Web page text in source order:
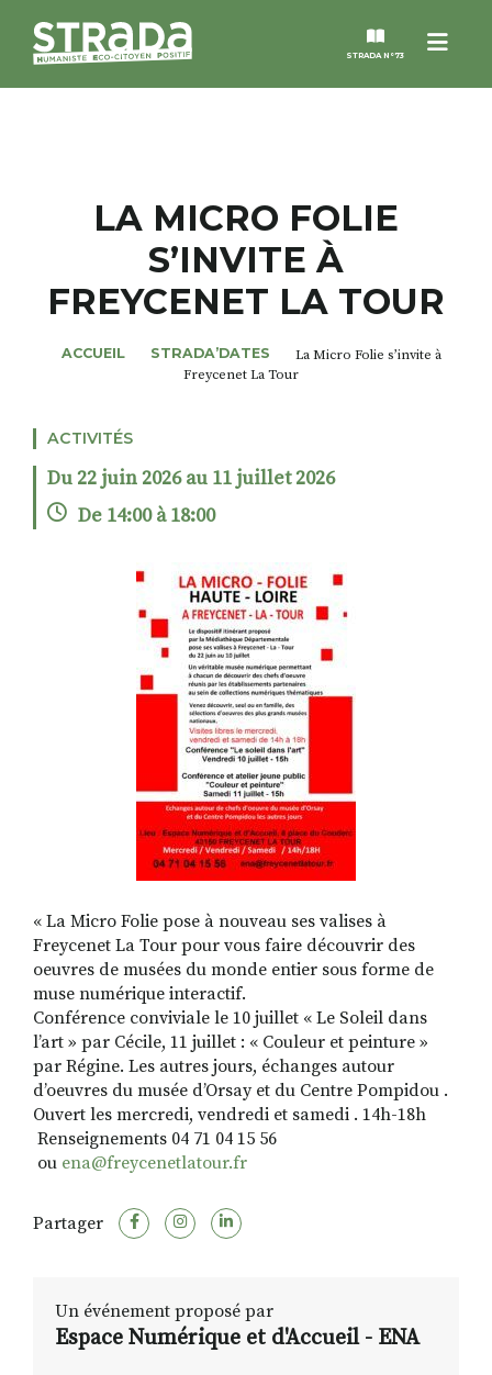
Menu
STRADA N°73
MAGAZINES
NOS THÈMES
RECHERCHER
S'ABONNER
S'INSCRIRE À LA NEWSLETTER
FACEBOOKINSTAGRAM
LINKEDINYOUTUBE
LA MICRO FOLIE
S’INVITE À
FREYCENET LA TOUR
ACCUEIL STRADA’DATES
La Micro Folie s’invite à
Freycenet La Tour
ACTIVITÉS
Du 22 juin 2026 au 11 juillet 2026
De 14:00 à 18:00
« La Micro Folie pose à nouveau ses valises à
Freycenet La Tour pour vous faire découvrir des
oeuvres de musées du monde entier sous forme de
muse numérique interactif.
Conférence conviviale le 10 juillet « Le Soleil dans
l’art » par Cécile, 11 juillet : « Couleur et peinture »
par Régine. Les autres jours, échanges autour
d’oeuvres du musée d’Orsay et du Centre Pompidou .
Ouvert les mercredi, vendredi et samedi . 14h-18h
Renseignements 04 71 04 15 56
ou ena@freycenetlatour.fr
Partager
Un événement proposé par
Espace Numérique et d'Accueil - ENA